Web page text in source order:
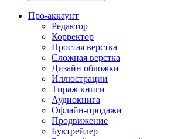
Про-аккаунт
Редактор
Корректор
Простая верстка
Сложная верстка
Дизайн обложки
Иллюстрации
Тираж книги
Аудиокнига
Офлайн-продажи
Продвижение
Буктрейлер